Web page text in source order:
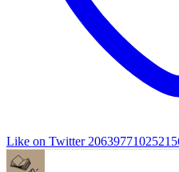
Like on Twitter